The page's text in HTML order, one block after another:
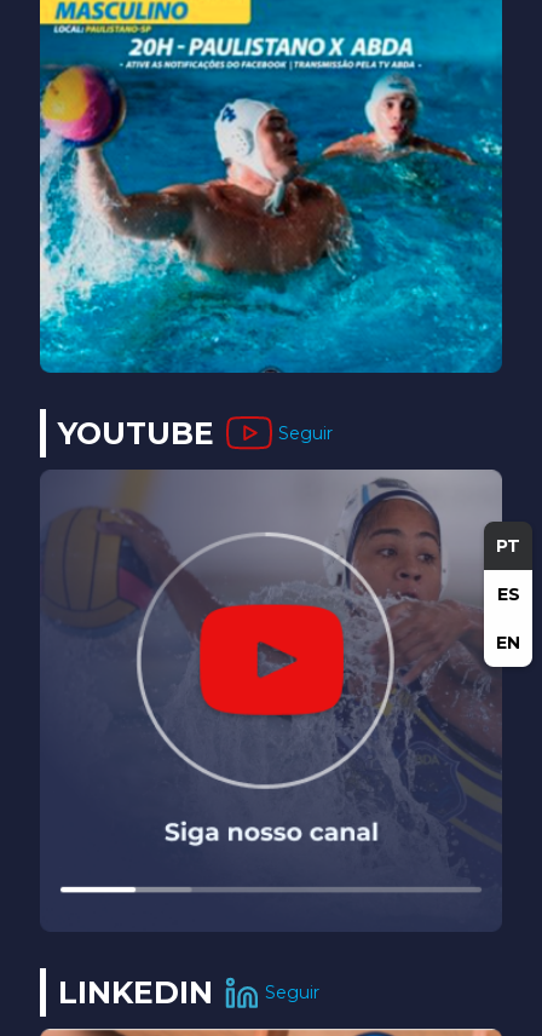
PT
ES
EN
YOUTUBE Seguir
LINKEDIN Seguir